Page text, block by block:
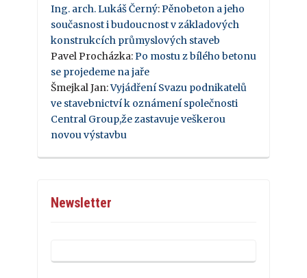
Ing. arch. Lukáš Černý: Pěnobeton a jeho
současnost i budoucnost v základových
konstrukcích průmyslových staveb
Pavel Procházka: Po mostu z bílého betonu
se projedeme na jaře
Šmejkal Jan:Vyjádření Svazu podnikatelů
ve stavebnictví k oznámení společnosti
Central Group,že zastavuje veškerou
novou výstavbu
Newsletter